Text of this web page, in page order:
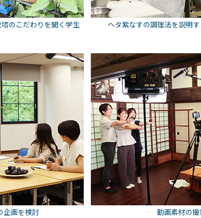
のこだわりを聞く学生
ヘタ紫なすの調理法を説明
企画を検討 動画素材の